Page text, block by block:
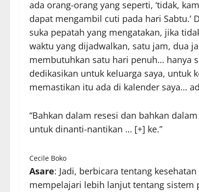
ada orang-orang yang seperti, ‘tidak,
dapat mengambil cuti pada hari Sabtu.’
suka pepatah yang mengatakan, jika
waktu yang dijadwalkan, satu jam, dua
membutuhkan satu hari penuh… hanya
dedikasikan untuk keluarga saya, untuk
memastikan itu ada di kalender saya…
“Bahkan dalam resesi dan bahkan
untuk dinanti-nantikan … [+] ke.”
Cecile Boko
Asare: Jadi, berbicara tentang
mempelajari lebih lanjut tentang sistem